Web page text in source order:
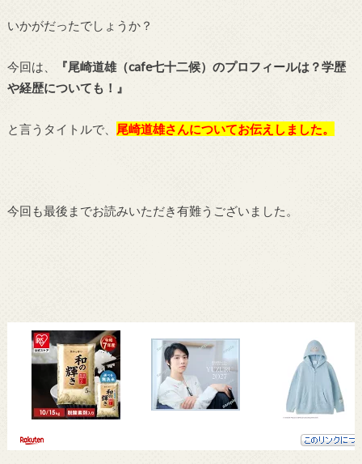
いかがだったでしょうか？
今回は、
『尾崎道雄（cafe七十二候）のプロフィールは？学歴
や経歴についても！』
と言うタイトルで、 尾崎道雄さ んについてお伝えしました。
今回も最後までお読みいただき有難うございました。